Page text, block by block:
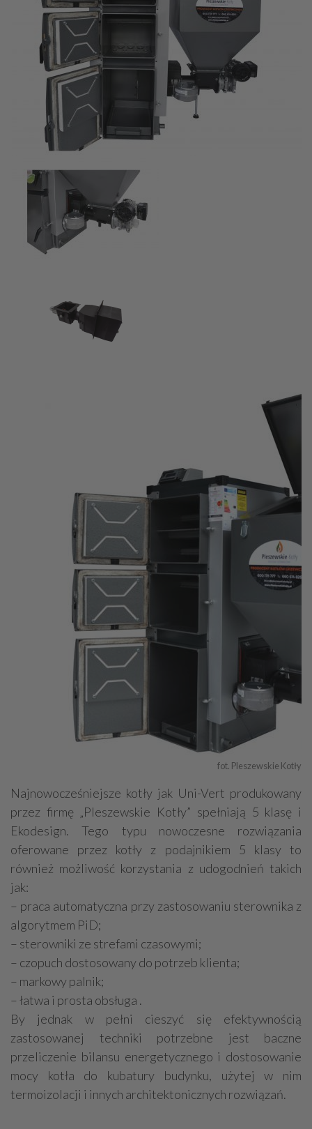
fot. Pleszewskie Kotły
Najnowocześniejsze kotły jak Uni-Vert produkowany
przez firmę „Pleszewskie Kotły” spełniają 5 klasę i
Ekodesign. Tego typu nowoczesne rozwiązania
oferowane przez kotły z podajnikiem 5 klasy to
również możliwość korzystania z udogodnień takich
jak:
– praca automatyczna przy zastosowaniu sterownika z
algorytmem PiD;
– sterowniki ze strefami czasowymi;
– czopuch dostosowany do potrzeb klienta;
– markowy palnik;
– łatwa i prosta obsługa .
By jednak w pełni cieszyć się efektywnością
zastosowanej techniki potrzebne jest baczne
przeliczenie bilansu energetycznego i dostosowanie
mocy kotła do kubatury budynku, użytej w nim
termoizolacji i innych architektonicznych rozwiązań.